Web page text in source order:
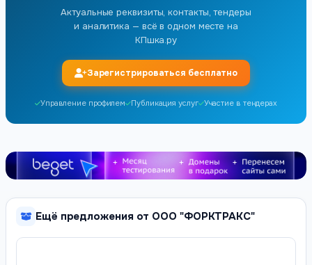
Актуальные реквизиты, контакты, тендеры
и аналитика — всё в одном месте на
КПшка.ру
Зарегистрироваться бесплатно
Управление профилем Публикация услуг Участие в тендерах
Ещё предложения от ООО "ФОРКТРАКС"